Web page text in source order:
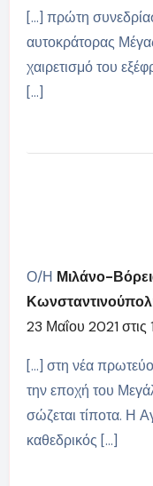
[…] πρώτη
αυτοκράτορας
χαιρετισμό του
[…]
Ο/Η Μιλάνο-
23 Μαΐου 2021 στις
[…] στη νέα
την εποχή του
σώζεται τίποτα. Η
καθεδρικός […]